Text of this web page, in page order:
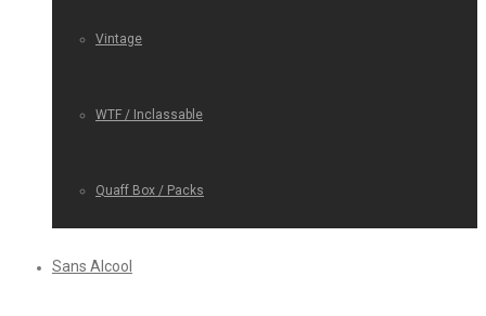
Vintage
WTF / Inclassable
Quaff Box / Packs
Sans Alcool